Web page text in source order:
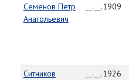
Семенов Петр
Анатольевич
__.__.1909
Ситников
__.__.1926